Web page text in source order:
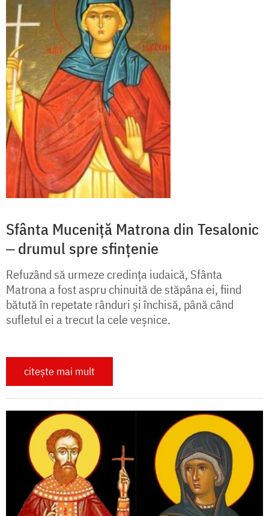
Sfânta Muceniță Matrona din Tesalonic
‒ drumul spre sfințenie
Refuzând să urmeze credința iudaică, Sfânta
Matrona a fost aspru chinuită de stăpâna ei, fiind
bătută în repetate rânduri și închisă, până când
sufletul ei a trecut la cele veșnice.
citește mai mult